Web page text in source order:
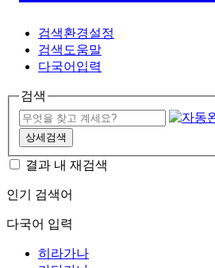
검색환경설정
검색도움말
다국어입력
검색
상세검색
결과 내 재검색
인기 검색어
다국어 입력
히라가나